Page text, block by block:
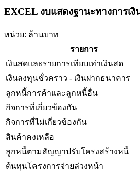
EXCEL งบแสดงฐานะทางการเงิ
หน่วย: ล้านบาท
รายการ
เงินสดและรายการเทียบเท่าเงินสด
เงินลงทุนชั่วคราว - เงินฝากธนาคาร
ลูกหนี้การค้าและลูกหนี้อื่น
กิจการที่เกี่ยวข้องกัน
กิจการที่ไม่เกี่ยวข้องกัน
สินค้าคงเหลือ
ลูกหนี้ตามสัญญาปรับโครงสร้างหนี้
ต้นทุนโครงการจ่ายล่วงหน้า